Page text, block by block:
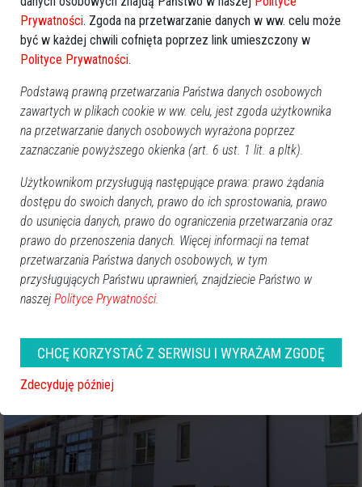
rusza proces rozbudowy placówki
2025-06-11 10:12
Rozbudowa szkoły w Dzbeninie idzie pełną
druhowie OSP [ZDJĘCIA]
Prywatności. Zgoda na przetwarzanie danych w ww. celu może
być w każdej chwili cofnięta poprzez link umieszczony w
Polityce Prywatności.
Podstawą prawną przetwarzania Państwa danych osobowych
zawartych w plikach cookie w ww. celu, jest zgoda użytkownika
na przetwarzanie danych osobowych wyrażona poprzez
zaznaczanie powyższego okienka (art. 6 ust. 1 lit. a pltk).
Użytkownikom przysługują następujące prawa: prawo żądania
dostępu do swoich danych, prawo do ich sprostowania, prawo
do usunięcia danych, prawo do ograniczenia przetwarzania oraz
prawo do przenoszenia danych. Więcej informacji na temat
przetwarzania Państwa danych osobowych, w tym
przysługujących Państwu uprawnień, znajdziecie Państwo w
naszej Polityce Prywatności.
CHCĘ KORZYSTAĆ Z SERWISU I WYRAŻAM ZGODĘ
Zdecyduję później